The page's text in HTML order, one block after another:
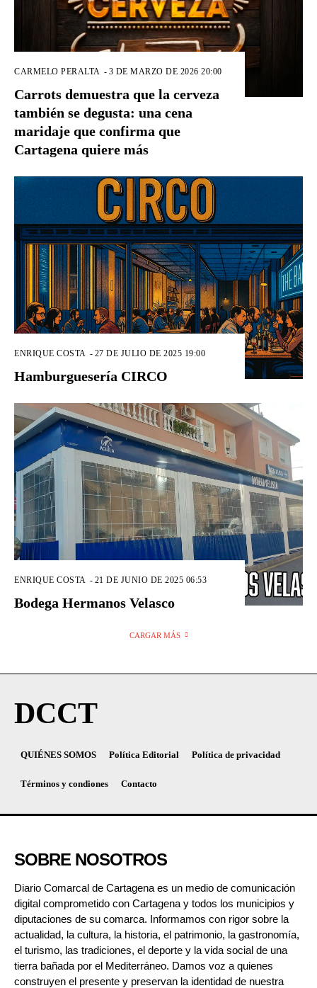
CARMELO PERALTA - 3 DE MARZO DE 2026 20:00
Carrots demuestra que la cerveza
también se degusta: una cena
maridaje que confirma que
Cartagena quiere más
ENRIQUE COSTA - 27 DE JULIO DE 2025 19:00
Hamburguesería CIRCO
ENRIQUE COSTA - 21 DE JUNIO DE 2025 06:53
Bodega Hermanos Velasco
CARGAR MÁS
DCCT
QUIÉNES SOMOS Política Editorial Política de privacidad
Términos y condiones Contacto
SOBRE NOSOTROS
Diario Comarcal de Cartagena es un medio de comunicación
digital comprometido con Cartagena y todos los municipios y
diputaciones de su comarca. Informamos con rigor sobre la
actualidad, la cultura, la historia, el patrimonio, la gastronomía,
el turismo, las tradiciones, el deporte y la vida social de una
tierra bañada por el Mediterráneo. Damos voz a quienes
construyen el presente y preservan la identidad de nuestra